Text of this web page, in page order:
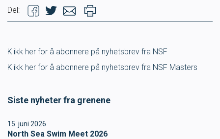
Bredde og folkehelse
IDRETTSBUTIKKEN
Del:
Klikk her for å abonnere på nyhetsbrev fra NSF
Klikk her for å abonnere på nyhetsbrev fra NSF Masters
Siste nyheter fra grenene
15. juni 2026
North Sea Swim Meet 2026